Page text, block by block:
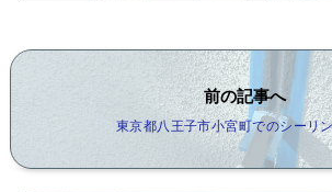
前の記事へ
東京都八王子市小宮町でのシーリ